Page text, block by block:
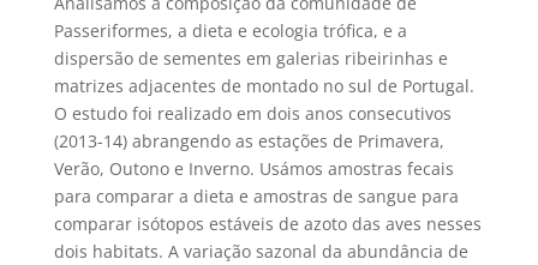
Passeriformes, a dieta e ecologia trófica, e a
dispersão de sementes em galerias ribeirinhas e
matrizes adjacentes de montado no sul de Portugal.
O estudo foi realizado em dois anos consecutivos
(2013-14) abrangendo as estações de Primavera,
Verão, Outono e Inverno. Usámos amostras fecais
para comparar a dieta e amostras de sangue para
comparar isótopos estáveis ​​de azoto das aves nesses
dois habitats. A variação sazonal da abundância de